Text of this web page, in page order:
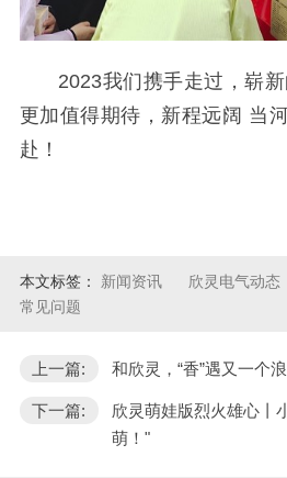
2023我们携手走过，崭
更加值得期待，新程远阔 当
赴！
本文标签： 新闻资讯 欣灵电气动态
常见问题
上一篇: 和欣灵，“香”遇又一个
下一篇:
欣灵萌娃版烈火雄心丨
萌！"